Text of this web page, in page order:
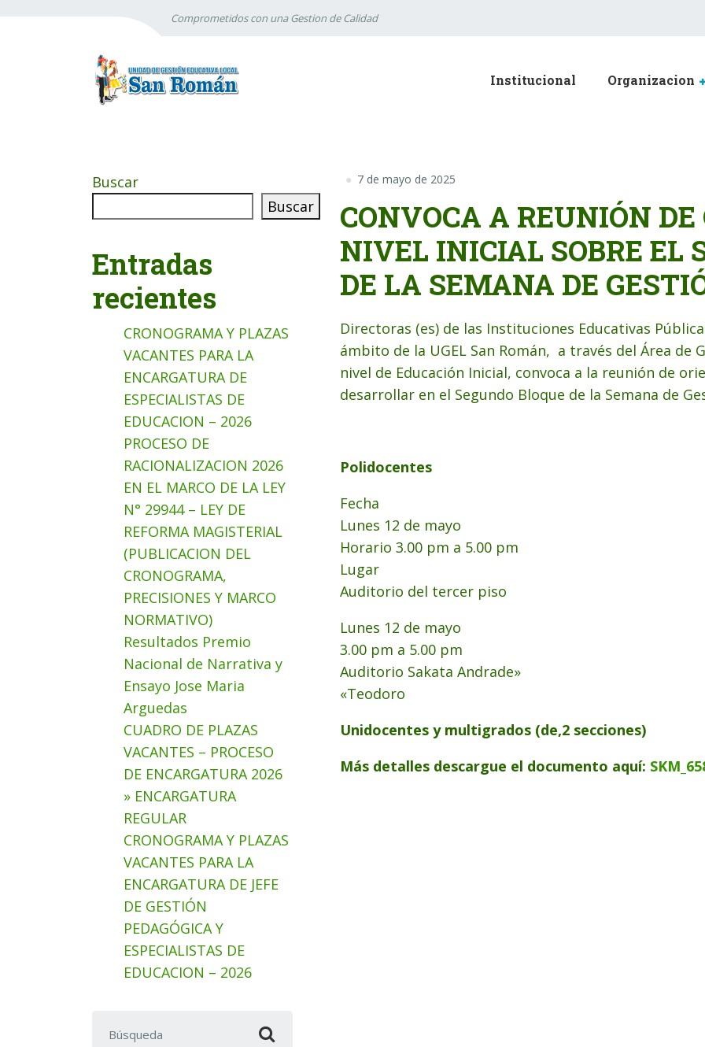
Comprometidos con una Gestion de Calidad
Institucional Organizacion
7 de mayo de 2025
CONVOCA A REUNIÓN
NIVEL INICIAL SOBRE EL
DE LA SEMANA DE
Directoras (es) de las Instituciones Educativas
ámbito de la UGEL San Román, a través del Área de
nivel de Educación Inicial, convoca a la reunión de
desarrollar en el Segundo Bloque de la Semana de
Polidocentes
Fecha
Lunes 12 de mayo
Horario 3.00 pm a 5.00 pm
Lugar
Auditorio del tercer piso
Lunes 12 de mayo
3.00 pm a 5.00 pm
Auditorio Sakata Andrade»
«Teodoro
Unidocentes y multigrados (de,2 secciones)
Más detalles descargue el documento aquí:
Buscar
Buscar
Entradas
recientes
CRONOGRAMA Y PLAZAS
VACANTES PARA LA
ENCARGATURA DE
ESPECIALISTAS DE
EDUCACION – 2026
PROCESO DE
RACIONALIZACION 2026
EN EL MARCO DE LA LEY
N° 29944 – LEY DE
REFORMA MAGISTERIAL
(PUBLICACION DEL
CRONOGRAMA,
PRECISIONES Y MARCO
NORMATIVO)
Resultados Premio
Nacional de Narrativa y
Ensayo Jose Maria
Arguedas
CUADRO DE PLAZAS
VACANTES – PROCESO
DE ENCARGATURA 2026
» ENCARGATURA
REGULAR
CRONOGRAMA Y PLAZAS
VACANTES PARA LA
ENCARGATURA DE JEFE
DE GESTIÓN
PEDAGÓGICA Y
ESPECIALISTAS DE
EDUCACION – 2026